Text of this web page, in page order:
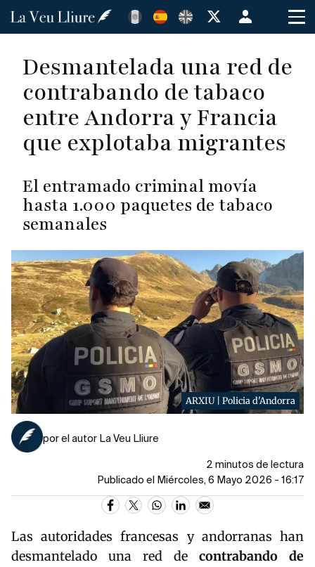
Pasar
principal
Menú
de
cuenta
de
usuario
Desmantelada una red de
contrabando de tabaco
entre Andorra y Francia
que explotaba migrantes
El entramado criminal movía
hasta 1.000 paquetes de tabaco
semanales
ARXIU | Policia d'Andorra
por el autor La Veu Lliure
2 minutos de lectura
Publicado el Miércoles, 6 Mayo 2026 - 16:17
Las autoridades francesas y andorranas han
desmantelado una red de contrabando de